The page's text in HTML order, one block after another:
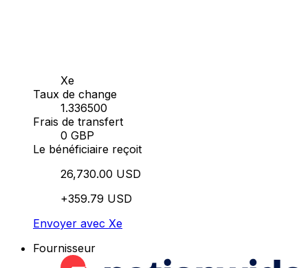
Xe
Taux de change
1.336500
Frais de transfert
0 GBP
Le bénéficiaire reçoit
26,730.00 USD
+359.79 USD
Envoyer avec Xe
Fournisseur